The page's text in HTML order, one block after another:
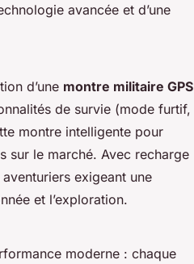
avancée et d’une
d’une montre militaire GPS
de survie (mode furtif,
montre intelligente pour
sur le marché. Avec recharge
exigeant une
et l’exploration.
moderne : chaque